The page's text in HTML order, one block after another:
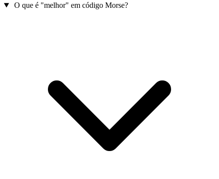
O que é "melhor" em código Morse?